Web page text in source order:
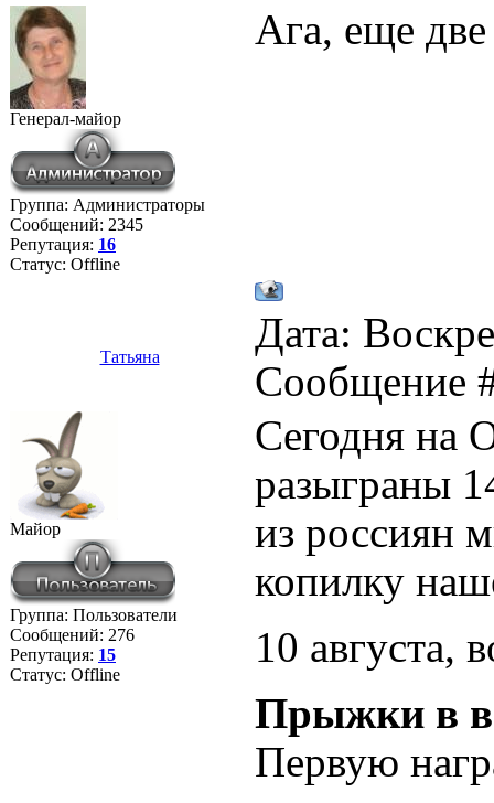
Генерал-майор
Группа: Администраторы
Сообщений: 2345
Репутация: 16
Статус: Offline
Ага, еще
Татьяна
Дата:
Сообщение
Майор
Группа: Пользователи
Сообщений: 276
Репутация: 15
Статус: Offline
Сегодня на
разыграны
из россиян
копилку
10 августа,
Прыжки в
Первую